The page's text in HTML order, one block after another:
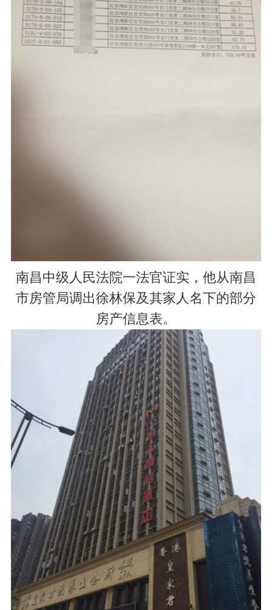
南昌中级人民法院一法官证实，他从南昌
市房管局调出徐林保及其家人名下的部分
房产信息表。